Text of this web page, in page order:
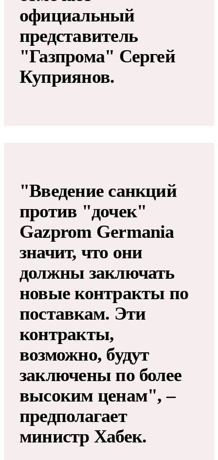
официальный
представитель
"Газпрома" Сергей
Куприянов.
"Введение санкций
против "дочек"
Gazprom Germania
значит, что они
должны заключать
новые контракты по
поставкам. Эти
контракты,
возможно, будут
заключены по более
высоким ценам", –
предполагает
министр Хабек.